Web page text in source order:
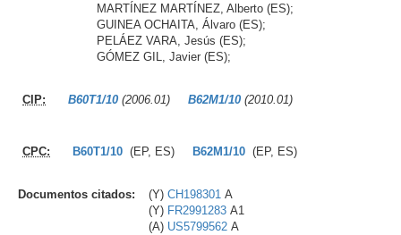
MARTÍNEZ MARTÍNEZ, Alberto (ES);
GUINEA OCHAITA, Álvaro (ES);
PELÁEZ VARA, Jesús (ES);
GÓMEZ GIL, Javier (ES);
CIP: B60T1/10 (2006.01) B62M1/10 (2010.01)
CPC: B60T1/10 (EP, ES) B62M1/10 (EP, ES)
Documentos citados: (Y) CH198301 A
(Y) FR2991283 A1
(A) US5799562 A